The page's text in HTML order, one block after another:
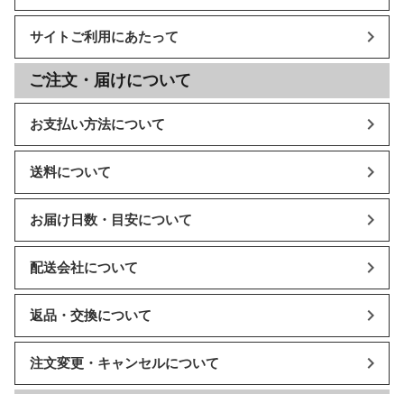
サイトご利用にあたって
ご注文・届けについて
お支払い方法について
送料について
お届け日数・目安について
配送会社について
返品・交換について
注文変更・キャンセルについて